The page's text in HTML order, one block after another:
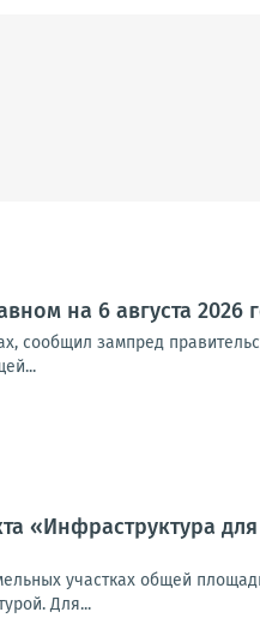
на 6 августа 2026
сообщил зампред
«Инфраструктура
участках общей
Для...